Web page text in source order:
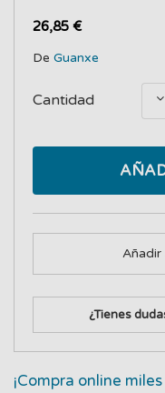
26,85 €
De Guanxe
Cantidad
Añadir
¿Tienes
¡Compra online